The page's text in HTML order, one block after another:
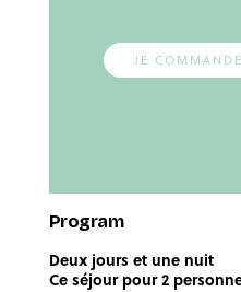
JE
Program
Deux jours et une nuit
Ce séjour pour 2